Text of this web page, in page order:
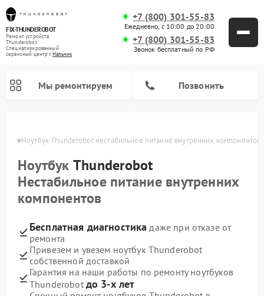
FIX-THUNDEROBOT
Ремонт устройств
Thunderobot
Специализированный
cервисный центр г.Нальчик
+7 (800) 301-55-83
Ежедневно, с 10:00 до 20:00
+7 (800) 301-55-83
Звонок бесплатный по РФ
Мы ремонтируем Позвонить
Ноутбук Thunderobot нестабильное питание внутренних компонентов
Ноутбук Thunderobot
Нестабильное питание внутренних
компонентов
Бесплатная диагностика даже при отказе от
ремонта
Привезем и увезем ноутбук Thunderobot
собственной доставкой
Гарантия на наши работы по ремонту ноутбуков
Thunderobot до 3-х лет